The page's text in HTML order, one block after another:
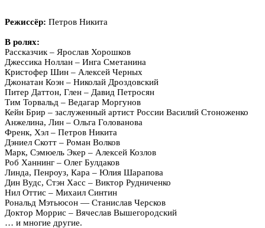
Режиссёр: Петров Никита
В ролях:
Рассказчик – Ярослав Хорошков
Джессика Ноллан – Инга Сметанина
Кристофер Шин – Алексей Черных
Джонатан Коэн – Николай Дроздовский
Питер Даттон, Глен – Давид Петросян
Тим Торвальд – Ведагар Моргунов
Кейн Брир – заслуженный артист России Василий Стоноженко
Анжелина, Лин – Ольга Голованова
Френк, Хэл – Петров Никита
Дэниел Скотт – Роман Волков
Марк, Сэмюель Экер – Алексей Козлов
Роб Ханнинг – Олег Булдаков
Линда, Пенроуз, Кара – Юлия Шарапова
Дин Вудс, Стэн Хасс – Виктор Рудниченко
Нил Оттис – Михаил Синтин
Рональд Мэтьюсон — Станислав Черсков
Доктор Моррис – Вячеслав Вышегородский
… и многие другие.